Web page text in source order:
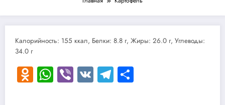
Калорийность: 155 ккал, Белки: 8.8 г, Жиры: 26.0 г, Углеводы:
34.0 г
Odnoklassniki
WhatsApp
Viber
VKTelegram